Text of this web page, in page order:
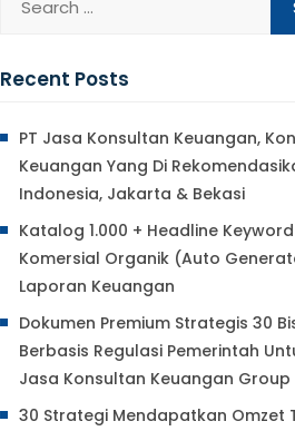
Recent Posts
PT Jasa Konsultan Keuangan,
Keuangan Yang Di
Indonesia, Jakarta & Bekasi
Katalog 1.000 + Headline Keyword
Komersial Organik (Auto
Laporan Keuangan
Dokumen Premium Strategis 30
Berbasis Regulasi Pemerintah
Jasa Konsultan Keuangan Group
30 Strategi Mendapatkan Omzet